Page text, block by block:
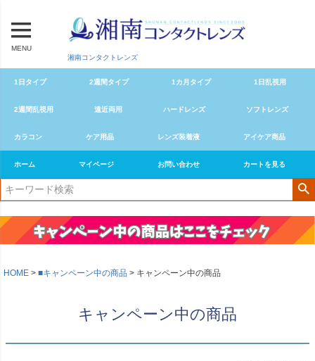
MENU
湘南コンタクトレンズ
1日タイプ 2週間タイプ 1カ月タイプ 1日乱視用
2週間乱視用 遠近両用 ハードレンズ ソフトレンズ
カラコン ケア用品 レンズ装着液 アイケア商品
ホーム マイページ お問い合わせ カートを見る
HOME ■キャンペーン中の商品 キャンペーン中の商品
キャンペーン中の商品